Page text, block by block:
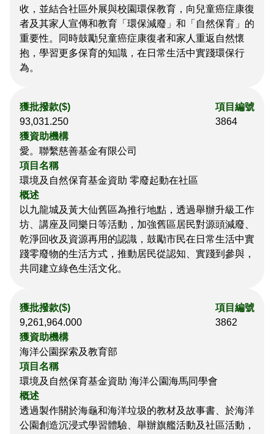
收，並結合社區外展與校園環保教育，向兒童癌症康復
者及其家人宣傳和教育「環保減廢」和「自然保育」的
重要性。同時鼓勵兒童癌症康復者和家人重返自然懷
抱，學習更多保育的知識，在日常生活中實踐環保行
為。
獲批撥款($)
93,031.250
項目編號
3864
獲資助機構
愛。聯繫慈善基金有限公司
項目名稱
環境及自然保育基金資助 零廢起動在社區
概述
以九龍城及黃大仙舊區為推行地點，透過舉辦升級工作
坊、講座及同樂日等活動，加強舊區居民對源頭減廢、
乾淨回收及資源再用的認識，鼓勵市民在日常生活中實
踐零廢物的生活方式，推動居民從認知、實踐到參與，
共同建立綠色生活文化。
獲批撥款($)
9,261,964.000
項目編號
3862
獲資助機構
海洋公園探索及教育部
項目名稱
環境及自然保育基金資助 海洋公園海馬同學會
概述
透過製作關於海龜和海洋垃圾的教材及故事書、於海洋
公園創造沉浸式學習體驗、舉辦旗艦活動及社區活動，